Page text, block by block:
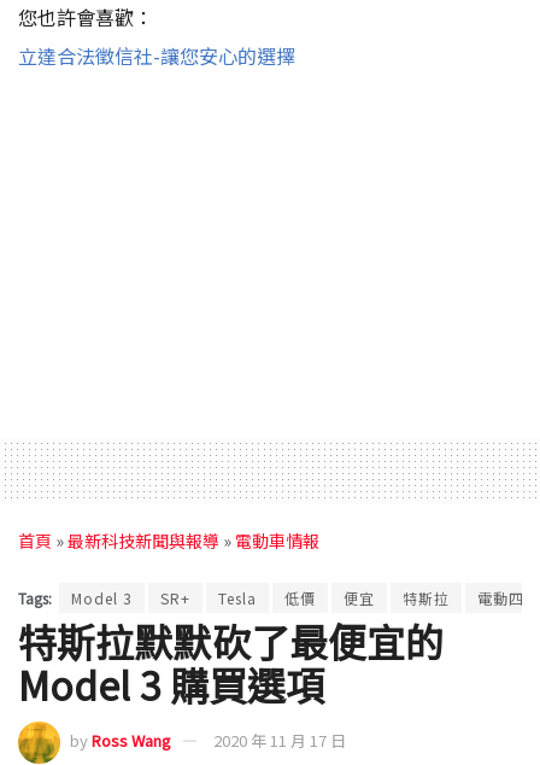
您也許會喜歡：
立達合法徵信社-讓您安心的選擇
首頁 »最新科技新聞與報導 » 電動車情報
Tags: Model 3 SR+ Tesla 低價 便宜 特斯拉 電動四輪
特斯拉默默砍了最便宜的
Model 3 購買選項
byRoss Wang 2020 年 11 月 17 日